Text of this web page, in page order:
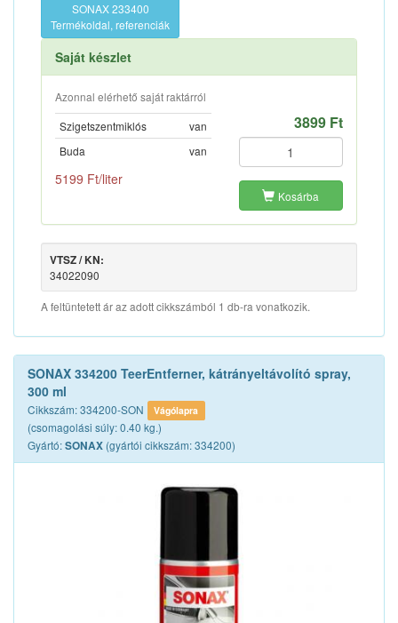
SONAX 233400
Termékoldal, referenciák
Saját készlet
Azonnal elérhető saját raktárról
Szigetszentmiklós
van
Buda
van
5199 Ft/liter
3899 Ft
Kosárba
VTSZ / KN:
34022090
A feltüntetett ár az adott cikkszámból 1 db-ra vonatkozik.
SONAX 334200 TeerEntferner, kátrányeltávolító spray,
300 ml
Cikkszám: 334200-SON Vágólapra
(csomagolási súly: 0.40 kg.)
Gyártó:SONAX (gyártói cikkszám: 334200)